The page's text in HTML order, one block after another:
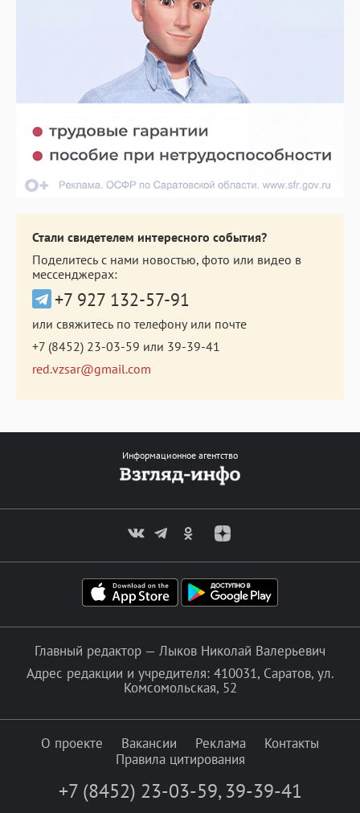
Стали свидетелем интересного события?
Поделитесь с нами новостью, фото или видео в
мессенджерах:
+7 927 132-57-91
или свяжитесь по телефону или почте
+7 (8452) 23-03-59 или 39-39-41
red.vzsar@gmail.com
Информационное агентство
Главный редактор — Лыков Николай Валерьевич
Адрес редакции и учредителя: 410031, Саратов, ул.
Комсомольская, 52
О проекте Вакансии Реклама
Контакты
Правила цитирования
+7 (8452) 23-03-59, 39-39-41